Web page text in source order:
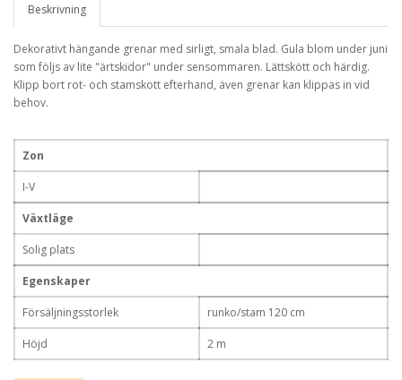
Beskrivning
Dekorativt hängande grenar med sirligt, smala blad. Gula blom under juni
som följs av lite "ärtskidor" under sensommaren. Lättskött och härdig.
Klipp bort rot- och stamskott efterhand, även grenar kan klippas in vid
behov.
Zon
I-V
Växtläge
Solig plats
Egenskaper
Försäljningsstorlek runko/stam 120 cm
Höjd 2 m